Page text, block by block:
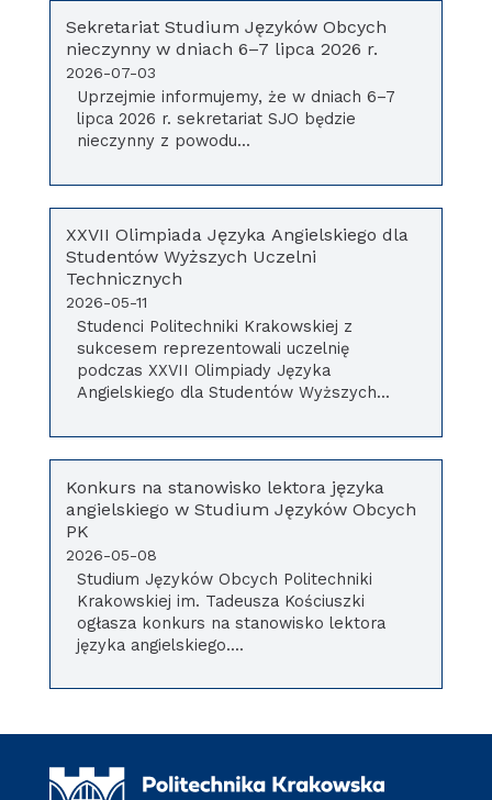
Sekretariat Studium Języków Obcych
nieczynny w dniach 6–7 lipca 2026 r.
2026-07-03
Uprzejmie informujemy, że w dniach 6–7
lipca 2026 r. sekretariat SJO będzie
nieczynny z powodu...
XXVII Olimpiada Języka Angielskiego dla
Studentów Wyższych Uczelni
Technicznych
2026-05-11
Studenci Politechniki Krakowskiej z
sukcesem reprezentowali uczelnię
podczas XXVII Olimpiady Języka
Angielskiego dla Studentów Wyższych...
Konkurs na stanowisko lektora języka
angielskiego w Studium Języków Obcych
PK
2026-05-08
Studium Języków Obcych Politechniki
Krakowskiej im. Tadeusza Kościuszki
ogłasza konkurs na stanowisko lektora
języka angielskiego....